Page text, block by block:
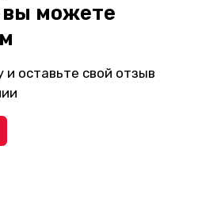
вы можете
оставьте свой отзыв